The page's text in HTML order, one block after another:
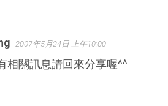
2007年5月24日 上午10:00
相關訊息請回來分享喔^^